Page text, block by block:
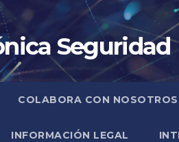
Seguridad
COLABORA CON NOSOTROS
INFORMACIÓN LEGAL